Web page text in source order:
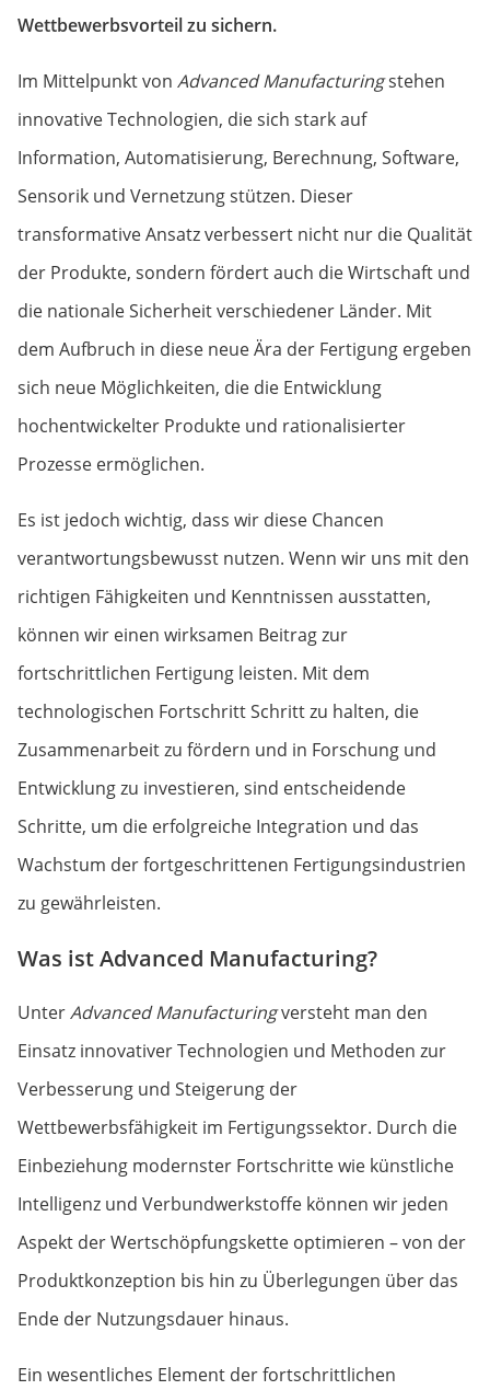
Wettbewerbsvorteil zu sichern.
Im Mittelpunkt von Advanced Manufacturingstehen
innovative Technologien, die sich stark auf
Information, Automatisierung, Berechnung, Software,
Sensorik und Vernetzung stützen. Dieser
transformative Ansatz verbessert nicht nur die Qualität
der Produkte, sondern fördert auch die Wirtschaft und
die nationale Sicherheit verschiedener Länder. Mit
dem Aufbruch in diese neue Ära der Fertigung ergeben
sich neue Möglichkeiten, die die Entwicklung
hochentwickelter Produkte und rationalisierter
Prozesse ermöglichen.
Es ist jedoch wichtig, dass wir diese Chancen
verantwortungsbewusst nutzen. Wenn wir uns mit den
richtigen Fähigkeiten und Kenntnissen ausstatten,
können wir einen wirksamen Beitrag zur
fortschrittlichen Fertigung leisten. Mit dem
technologischen Fortschritt Schritt zu halten, die
Zusammenarbeit zu fördern und in Forschung und
Entwicklung zu investieren, sind entscheidende
Schritte, um die erfolgreiche Integration und das
Wachstum der fortgeschrittenen Fertigungsindustrien
zu gewährleisten.
Was ist Advanced Manufacturing?
UnterAdvanced Manufacturingversteht man den
Einsatz innovativer Technologien und Methoden zur
Verbesserung und Steigerung der
Wettbewerbsfähigkeit im Fertigungssektor. Durch die
Einbeziehung modernster Fortschritte wie künstliche
Intelligenz und Verbundwerkstoffe können wir jeden
Aspekt der Wertschöpfungskette optimieren – von der
Produktkonzeption bis hin zu Überlegungen über das
Ende der Nutzungsdauer hinaus.
Ein wesentliches Element der fortschrittlichen